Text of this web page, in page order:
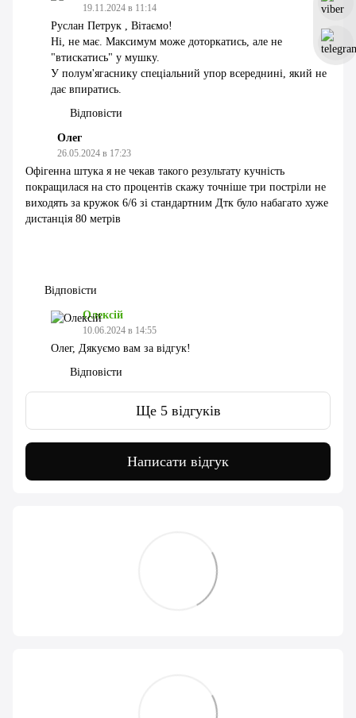
19.11.2024 в 11:14
Руслан Петрук , Вітаємо!
Ні, не має. Максимум може доторкатись, але не
"втискатись" у мушку.
У полум'ягаснику спеціальний упор всереднині, який не
дає впиратись.
Відповісти
Олег
26.05.2024 в 17:23
Офігенна штука я не чекав такого результату кучність
покращилася на сто процентів скажу точніше три постріли не
виходять за кружок 6/6 зі стандартним Дтк було набагато хуже
дистанція 80 метрів
Відповісти
Олексій
10.06.2024 в 14:55
Олег, Дякуємо вам за відгук!
Відповісти
Ще 5 відгуків
Написати відгук